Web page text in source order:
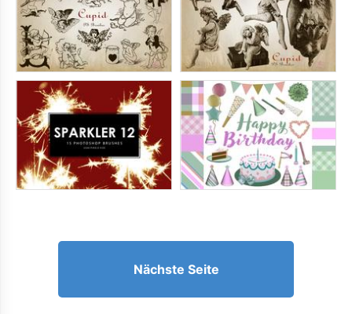
Nächste Seite